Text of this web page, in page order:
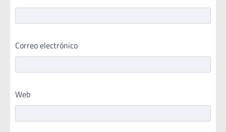
Correo electrónico
Web